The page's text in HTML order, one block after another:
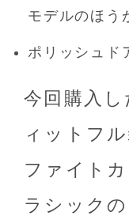
モデルのほう
ポリッシュド
今回購入
ィットフ
ファイト
ラシック